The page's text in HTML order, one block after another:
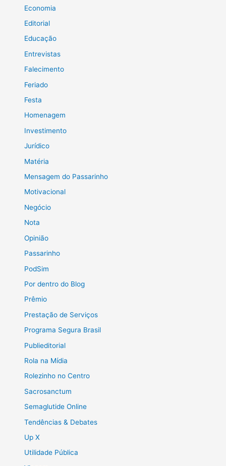
Economia
Editorial
Educação
Entrevistas
Falecimento
Feriado
Festa
Homenagem
Investimento
Jurídico
Matéria
Mensagem do Passarinho
Motivacional
Negócio
Nota
Opinião
Passarinho
PodSim
Por dentro do Blog
Prêmio
Prestação de Serviços
Programa Segura Brasil
Publieditorial
Rola na Mídia
Rolezinho no Centro
Sacrosanctum
Semaglutide Online
Tendências & Debates
Up X
Utilidade Pública